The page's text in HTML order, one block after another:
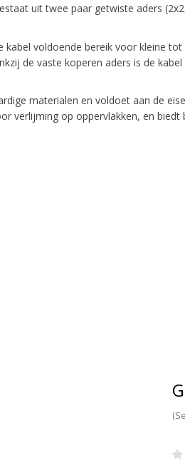
uit twee paar getwiste aders
kabel voldoende bereik voor kleine
de vaste koperen aders is de
materialen en voldoet aan de
verlijming op oppervlakken, en